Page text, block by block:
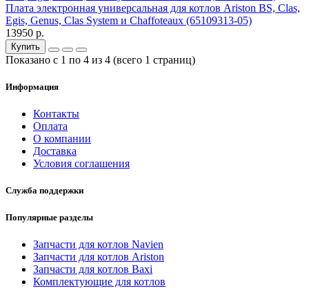
Плата электронная универсальная для котлов Ariston BS, Clas,
Egis, Genus, Clas System и Chaffoteaux (65109313-05)
13950 р.
Купить
Показано с 1 по 4 из 4 (всего 1 страниц)
Информация
Контакты
Оплата
О компании
Доставка
Условия соглашения
Служба поддержки
Популярные разделы
Запчасти для котлов Navien
Запчасти для котлов Ariston
Запчасти для котлов Baxi
Комплектующие для котлов